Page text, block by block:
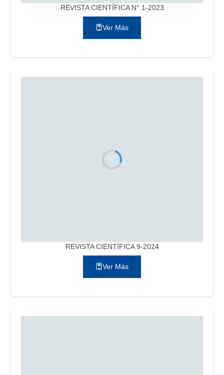
REVISTA CIENTÍFICA N° 1-2023
Ver Más
REVISTA CIENTÍFICA 9-2024
Ver Más